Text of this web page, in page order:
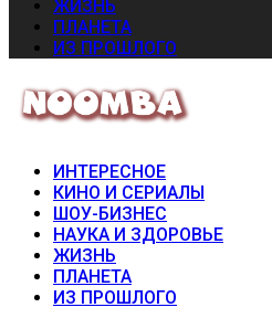
ЖИЗНЬ
ПЛАНЕТА
ИЗ ПРОШЛОГО
ИНТЕРЕСНОЕ
КИНО И СЕРИАЛЫ
ШОУ-БИЗНЕС
НАУКА И ЗДОРОВЬЕ
ЖИЗНЬ
ПЛАНЕТА
ИЗ ПРОШЛОГО